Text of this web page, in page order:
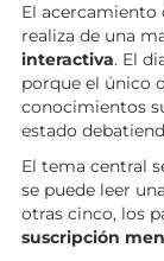
El acercamiento
realiza de una
interactiva. El
porque el único
conocimientos
estado
El tema central
se puede leer
otras cinco, los
suscripción